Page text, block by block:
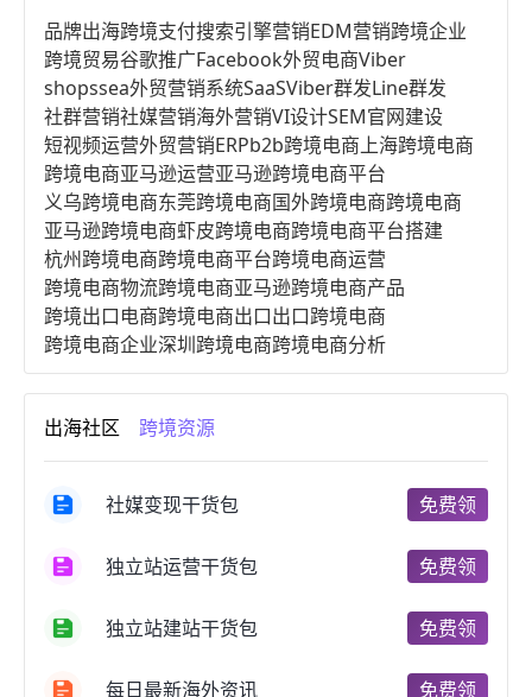
品牌出海跨境支付搜索引擎营销EDM营销跨境企业
跨境贸易谷歌推广Facebook外贸电商Viber
shopssea外贸营销系统SaaSViber群发Line群发
社群营销社媒营销海外营销VI设计SEM官网建设
短视频运营外贸营销ERPb2b跨境电商上海跨境电商
跨境电商亚马逊运营亚马逊跨境电商平台
义乌跨境电商东莞跨境电商国外跨境电商跨境电商
亚马逊跨境电商虾皮跨境电商跨境电商平台搭建
杭州跨境电商跨境电商平台跨境电商运营
跨境电商物流跨境电商亚马逊跨境电商产品
跨境出口电商跨境电商出口出口跨境电商
跨境电商企业深圳跨境电商跨境电商分析
进口跨境电商跨境电商服务广州跨境电商
跨境电商市场跨境电商创业跨境电商注册
跨境电商开店跨境电商营销
跨境电商商品个人跨境电商跨境电商案例
郑州跨境电商跨境电商趋势
跨境电商费用美国跨境电商
天津跨境电商东南亚跨境电商
跨境电商b2b阿里巴巴跨境电商
出海社区 跨境资源
社媒变现干货包 免费领
独立站运营干货包 免费领
独立站建站干货包 免费领
每日最新海外资讯 免费领